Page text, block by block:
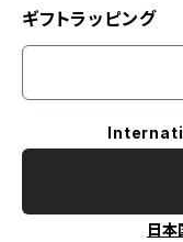
ギフトラッピング
日本